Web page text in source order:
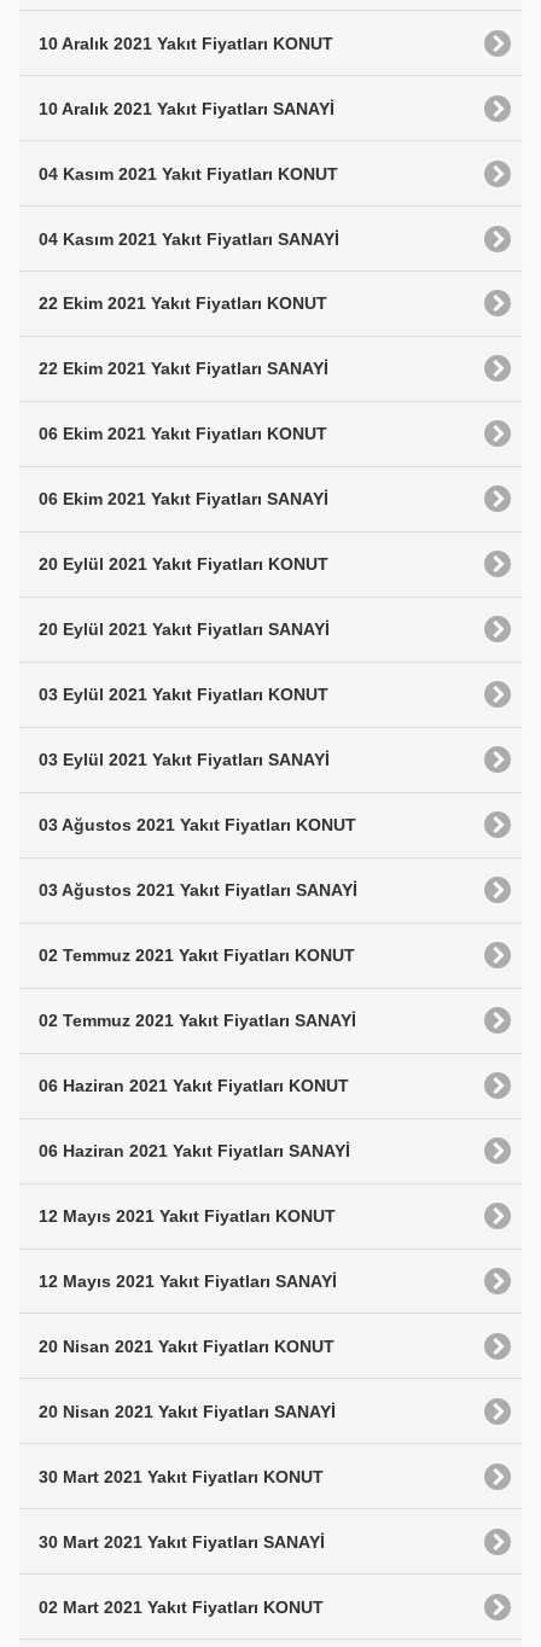
10 Aralık 2021 Yakıt Fiyatları KONUT
10 Aralık 2021 Yakıt Fiyatları SANAYİ
04 Kasım 2021 Yakıt Fiyatları KONUT
04 Kasım 2021 Yakıt Fiyatları SANAYİ
22 Ekim 2021 Yakıt Fiyatları KONUT
22 Ekim 2021 Yakıt Fiyatları SANAYİ
06 Ekim 2021 Yakıt Fiyatları KONUT
06 Ekim 2021 Yakıt Fiyatları SANAYİ
20 Eylül 2021 Yakıt Fiyatları KONUT
20 Eylül 2021 Yakıt Fiyatları SANAYİ
03 Eylül 2021 Yakıt Fiyatları KONUT
03 Eylül 2021 Yakıt Fiyatları SANAYİ
03 Ağustos 2021 Yakıt Fiyatları KONUT
03 Ağustos 2021 Yakıt Fiyatları SANAYİ
02 Temmuz 2021 Yakıt Fiyatları KONUT
02 Temmuz 2021 Yakıt Fiyatları SANAYİ
06 Haziran 2021 Yakıt Fiyatları KONUT
06 Haziran 2021 Yakıt Fiyatları SANAYİ
12 Mayıs 2021 Yakıt Fiyatları KONUT
12 Mayıs 2021 Yakıt Fiyatları SANAYİ
20 Nisan 2021 Yakıt Fiyatları KONUT
20 Nisan 2021 Yakıt Fiyatları SANAYİ
30 Mart 2021 Yakıt Fiyatları KONUT
30 Mart 2021 Yakıt Fiyatları SANAYİ
02 Mart 2021 Yakıt Fiyatları KONUT